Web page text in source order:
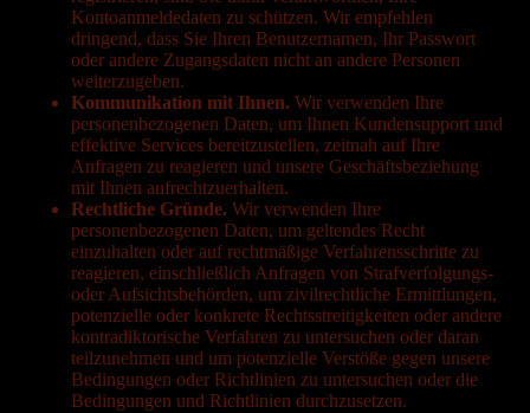
Kontoanmeldedaten zu schützen. Wir empfehlen
dringend, dass Sie Ihren Benutzernamen, Ihr Passwort
oder andere Zugangsdaten nicht an andere Personen
weiterzugeben.
Kommunikation mit Ihnen. Wir verwenden Ihre
personenbezogenen Daten, um Ihnen Kundensupport und
effektive Services bereitzustellen, zeitnah auf Ihre
Anfragen zu reagieren und unsere Geschäftsbeziehung
mit Ihnen aufrechtzuerhalten.
Rechtliche Gründe. Wir verwenden Ihre
personenbezogenen Daten, um geltendes Recht
einzuhalten oder auf rechtmäßige Verfahrensschritte zu
reagieren, einschließlich Anfragen von Strafverfolgungs-
oder Aufsichtsbehörden, um zivilrechtliche Ermittlungen,
potenzielle oder konkrete Rechtsstreitigkeiten oder andere
kontradiktorische Verfahren zu untersuchen oder daran
teilzunehmen und um potenzielle Verstöße gegen unsere
Bedingungen oder Richtlinien zu untersuchen oder die
Bedingungen und Richtlinien durchzusetzen.